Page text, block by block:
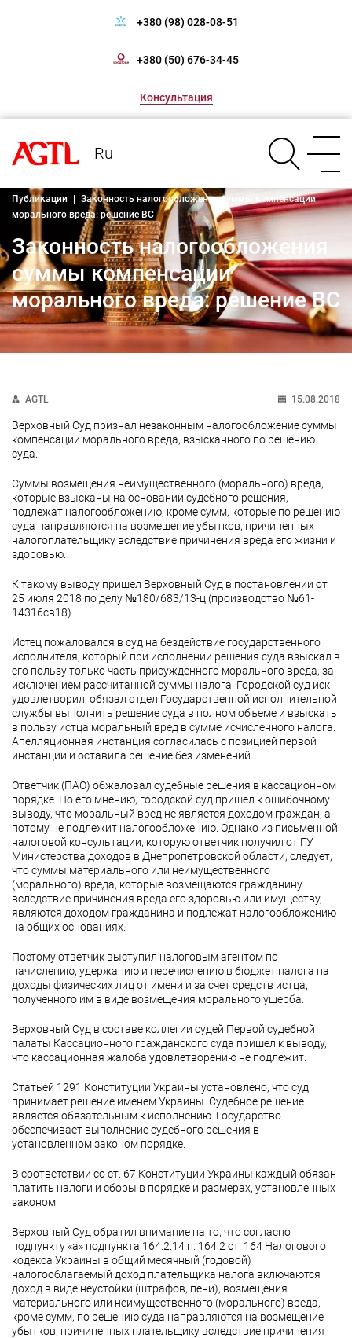
+380 (98) 028-08-51
+380 (50) 676-34-45
Консультация
Ru
Публикации
Законность налогообложения суммы компенсации
морального вреда: решение ВС
Законность налогообложения
суммы компенсации
морального вреда: решение ВС
AGTL 15.08.2018
Верховный Суд признал незаконным налогообложение суммы
компенсации морального вреда, взысканного по решению
суда.
Суммы возмещения неимущественного (морального) вреда,
которые взысканы на основании судебного решения,
подлежат налогообложению, кроме сумм, которые по решению
суда направляются на возмещение убытков, причиненных
налогоплательщику вследствие причинения вреда его жизни и
здоровью.
К такому выводу пришел Верховный Суд в постановлении от
25 июля 2018 по делу №180/683/13-ц (производство №61-
14316св18)
Истец пожаловался в суд на бездействие государственного
исполнителя, который при исполнении решения суда взыскал в
его пользу только часть присужденного морального вреда, за
исключением рассчитанной суммы налога. Городской суд иск
удовлетворил, обязал отдел Государственной исполнительной
службы выполнить решение суда в полном объеме и взыскать
в пользу истца моральный вред в сумме исчисленного налога.
Апелляционная инстанция согласилась с позицией первой
инстанции и оставила решение без изменений.
Ответчик (ПАО) обжаловал судебные решения в кассационном
порядке. По его мнению, городской суд пришел к ошибочному
выводу, что моральный вред не является доходом граждан, а
потому не подлежит налогообложению. Однако из письменной
налоговой консультации, которую ответчик получил от ГУ
Министерства доходов в Днепропетровской области, следует,
что суммы материального или неимущественного
(морального) вреда, которые возмещаются гражданину
вследствие причинения вреда его здоровью или имуществу,
являются доходом гражданина и подлежат налогообложению
на общих основаниях.
Поэтому ответчик выступил налоговым агентом по
начислению, удержанию и перечислению в бюджет налога на
доходы физических лиц от имени и за счет средств истца,
полученного им в виде возмещения морального ущерба.
Верховный Суд в составе коллегии судей Первой судебной
палаты Кассационного гражданского суда пришел к выводу,
что кассационная жалоба удовлетворению не подлежит.
Статьей 1291 Конституции Украины установлено, что суд
принимает решение именем Украины. Судебное решение
является обязательным к исполнению. Государство
обеспечивает выполнение судебного решения в
установленном законом порядке.
В соответствии со ст. 67 Конституции Украины каждый обязан
платить налоги и сборы в порядке и размерах, установленных
законом.
Верховный Суд обратил внимание на то, что согласно
подпункту «а» подпункта 164.2.14 п. 164.2 ст. 164 Налогового
кодекса Украины в общий месячный (годовой)
налогооблагаемый доход плательщика налога включаются
доход в виде неустойки (штрафов, пени), возмещения
материального или неимущественного (морального) вреда,
кроме сумм, по решению суда направляются на возмещение
убытков, причиненных плательщику вследствие причинения